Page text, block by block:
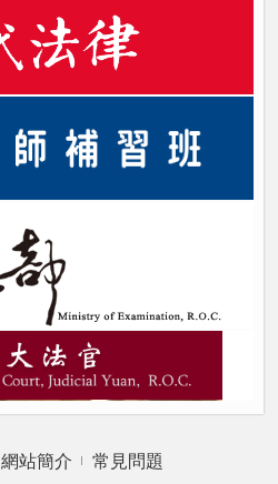
網站簡介 常見問題